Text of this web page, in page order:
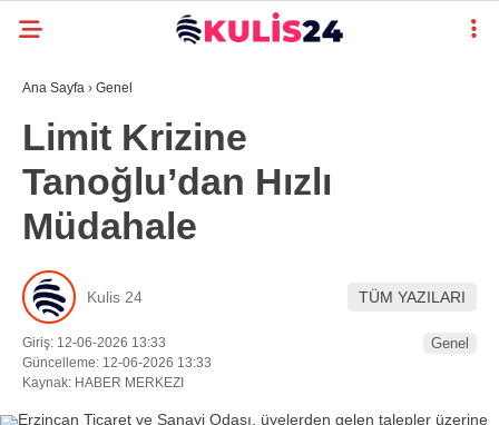
Ana Sayfa › Genel
Limit Krizine
Tanoğlu’dan Hızlı
Müdahale
Kulis 24 TÜM YAZILARI
Giriş: 12-06-2026 13:33
Güncelleme: 12-06-2026 13:33
Kaynak: HABER MERKEZI
Genel